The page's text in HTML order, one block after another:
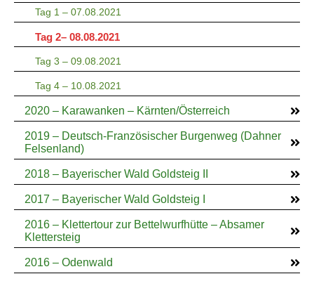
Tag 1 – 07.08.2021
Tag 2– 08.08.2021
Tag 3 – 09.08.2021
Tag 4 – 10.08.2021
2020 – Karawanken – Kärnten/Österreich
2019 – Deutsch-Französischer Burgenweg (Dahner
Felsenland)
2018 – Bayerischer Wald Goldsteig II
2017 – Bayerischer Wald Goldsteig I
2016 – Klettertour zur Bettelwurfhütte – Absamer
Klettersteig
2016 – Odenwald